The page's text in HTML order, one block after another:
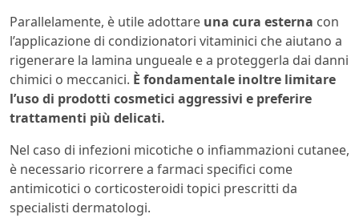
Parallelamente, è utile adottare una cura esterna con
l’applicazione di condizionatori vitaminici che aiutano a
rigenerare la lamina ungueale e a proteggerla dai danni
chimici o meccanici. È fondamentale inoltre limitare
l’uso di prodotti cosmetici aggressivi e preferire
trattamenti più delicati.
Nel caso di infezioni micotiche o infiammazioni cutanee,
è necessario ricorrere a farmaci specifici come
antimicotici o corticosteroidi topici prescritti da
specialisti dermatologi.